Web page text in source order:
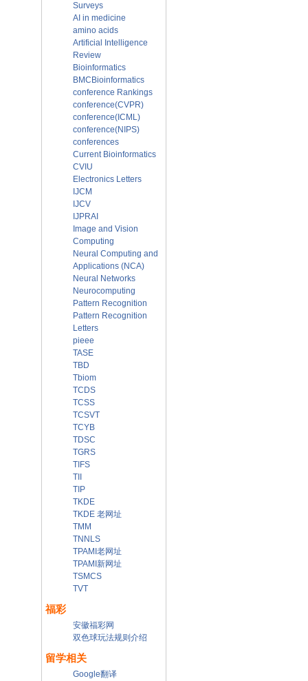
Surveys
AI in medicine
amino acids
Artificial Intelligence
Review
Bioinformatics
BMCBioinformatics
conference Rankings
conference(CVPR)
conference(ICML)
conference(NIPS)
conferences
Current Bioinformatics
CVIU
Electronics Letters
IJCM
IJCV
IJPRAI
Image and Vision
Computing
Neural Computing and
Applications (NCA)
Neural Networks
Neurocomputing
Pattern Recognition
Pattern Recognition
Letters
pieee
TASE
TBD
Tbiom
TCDS
TCSS
TCSVT
TCYB
TDSC
TGRS
TIFS
TII
TIP
TKDE
TKDE 老网址
TMM
TNNLS
TPAMI老网址
TPAMI新网址
TSMCS
TVT
福彩
安徽福彩网
双色球玩法规则介绍
留学相关
Google翻译